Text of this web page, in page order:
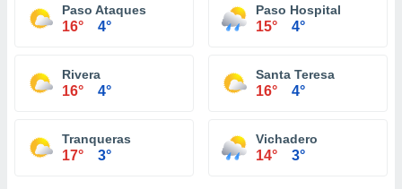
Paso Ataques
16° 4°
Paso Hospital
15° 4°
Rivera
16° 4°
Santa Teresa
16° 4°
Tranqueras
17° 3°
Vichadero
14° 3°